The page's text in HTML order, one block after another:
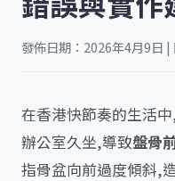
發佈日期：2026年4月9日
在香港快節奏的生活
辦公室久坐,導致盤骨
指骨盆向前過度傾斜,